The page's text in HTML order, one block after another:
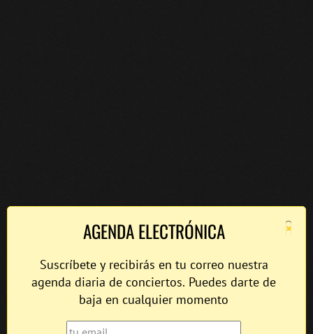
×
AGENDA ELECTRÓNICA
Suscríbete y recibirás en tu correo nuestra
agenda diaria de conciertos. Puedes darte de
baja en cualquier momento